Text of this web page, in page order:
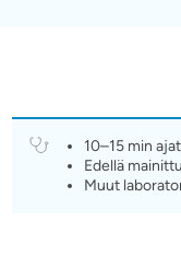
10–15 min
Edellä
Muut